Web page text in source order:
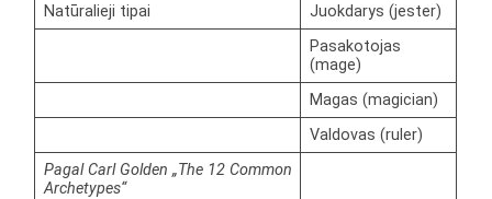
Natūralieji tipai
Juokdarys (jester)
Pasakotojas
(mage)
Magas (magician)
Valdovas (ruler)
Pagal Carl Golden „The 12 Common
Archetypes“